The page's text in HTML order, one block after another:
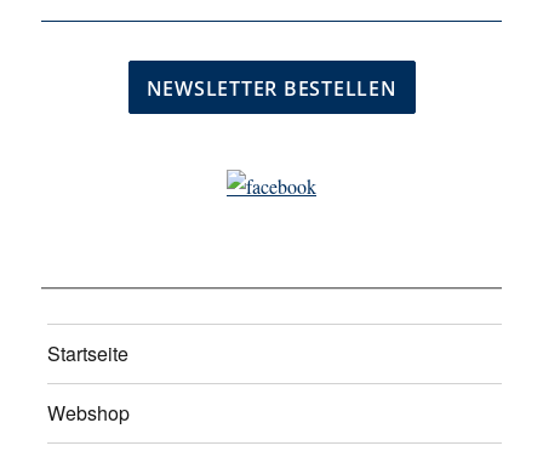
Startseite
Webshop